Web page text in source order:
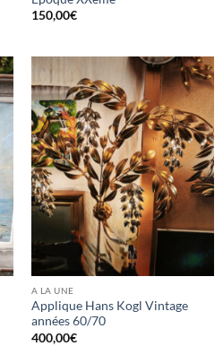
150,00€
A LA UNE
Applique Hans Kogl Vintage
années 60/70
400,00€